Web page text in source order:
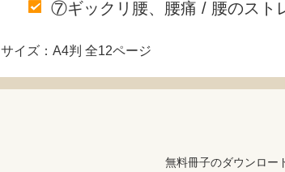
⑦ギックリ腰、腰痛 / 腰のスト
サイズ：A4判 全12ページ
無料冊子のダウンロー